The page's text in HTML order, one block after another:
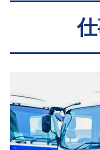
入社
度